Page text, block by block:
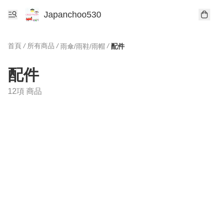
Japanchoo530
首頁 / 所有商品 / 雨傘/雨鞋/雨帽 / 配件
配件
12項 商品